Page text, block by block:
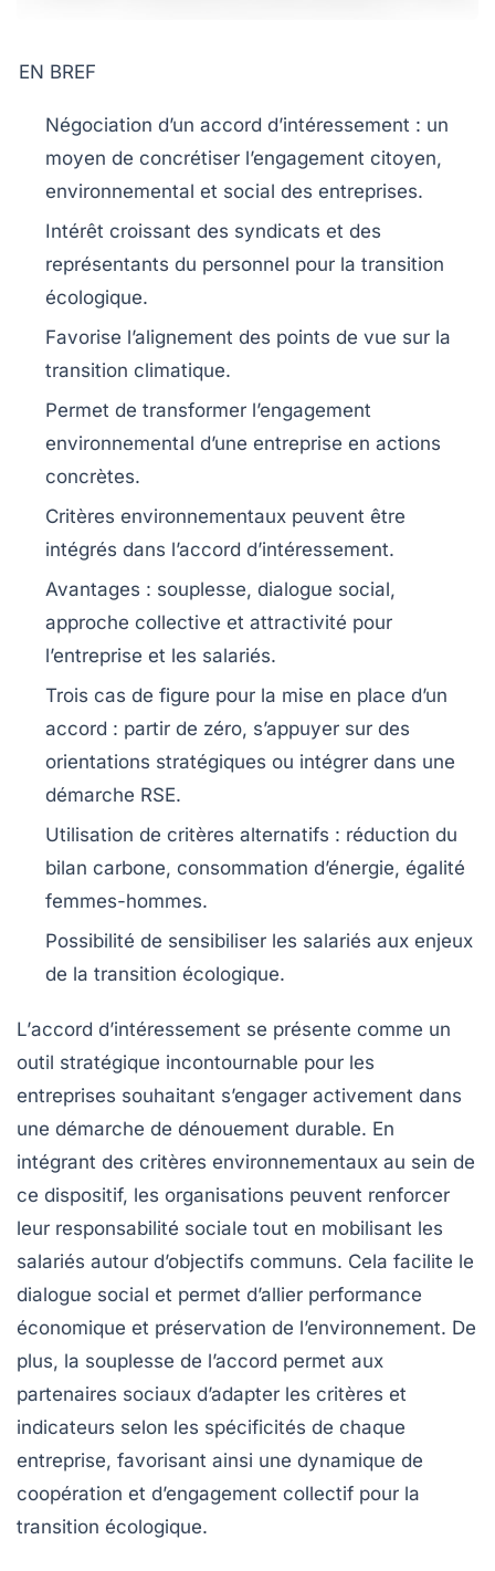
EN BREF
Négociation d’un accord d’intéressement : un
moyen de concrétiser l’engagement citoyen,
environnemental et social des entreprises.
Intérêt croissant des syndicats et des
représentants du personnel pour la transition
écologique.
Favorise l’alignement des points de vue sur la
transition climatique.
Permet de transformer l’engagement
environnemental d’une entreprise en actions
concrètes.
Critères environnementaux peuvent être
intégrés dans l’accord d’intéressement.
Avantages : souplesse, dialogue social,
approche collective et attractivité pour
l’entreprise et les salariés.
Trois cas de figure pour la mise en place d’un
accord : partir de zéro, s’appuyer sur des
orientations stratégiques ou intégrer dans une
démarche RSE.
Utilisation de critères alternatifs : réduction du
bilan carbone, consommation d’énergie, égalité
femmes-hommes.
Possibilité de sensibiliser les salariés aux enjeux
de la transition écologique.
L’accord d’intéressement se présente comme un
outil stratégique incontournable pour les
entreprises souhaitant s’engager activement dans
une démarche de dénouement durable. En
intégrant des critères environnementaux au sein de
ce dispositif, les organisations peuvent renforcer
leur responsabilité sociale tout en mobilisant les
salariés autour d’objectifs communs. Cela facilite le
dialogue social et permet d’allier performance
économique et préservation de l’environnement. De
plus, la souplesse de l’accord permet aux
partenaires sociaux d’adapter les critères et
indicateurs selon les spécificités de chaque
entreprise, favorisant ainsi une dynamique de
coopération et d’engagement collectif pour la
transition écologique.